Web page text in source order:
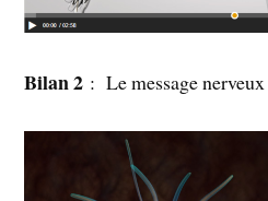
Bilan 2 : Le message nerveux